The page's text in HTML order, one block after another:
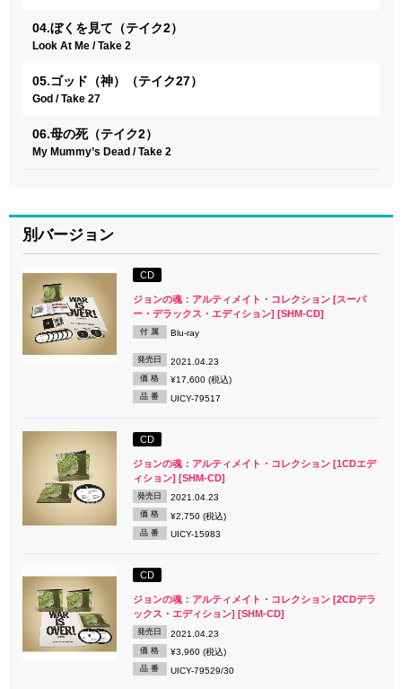
04.ぼくを見て（テイク2）
Look At Me / Take 2
05.ゴッド（神）（テイク27）
God / Take 27
06.母の死（テイク2）
My Mummy’s Dead / Take 2
別バージョン
CD
ジョンの魂：アルティメイト・コレクション [スーパ
ー・デラックス・エディション] [SHM-CD]
付 属 Blu-ray
発売日 2021.04.23
価 格 ¥17,600 (税込)
品 番 UICY-79517
CD
ジョンの魂：アルティメイト・コレクション [1CDエデ
ィション] [SHM-CD]
発売日 2021.04.23
価 格 ¥2,750 (税込)
品 番 UICY-15983
CD
ジョンの魂：アルティメイト・コレクション [2CDデラ
ックス・エディション] [SHM-CD]
発売日 2021.04.23
価 格 ¥3,960 (税込)
品 番 UICY-79529/30